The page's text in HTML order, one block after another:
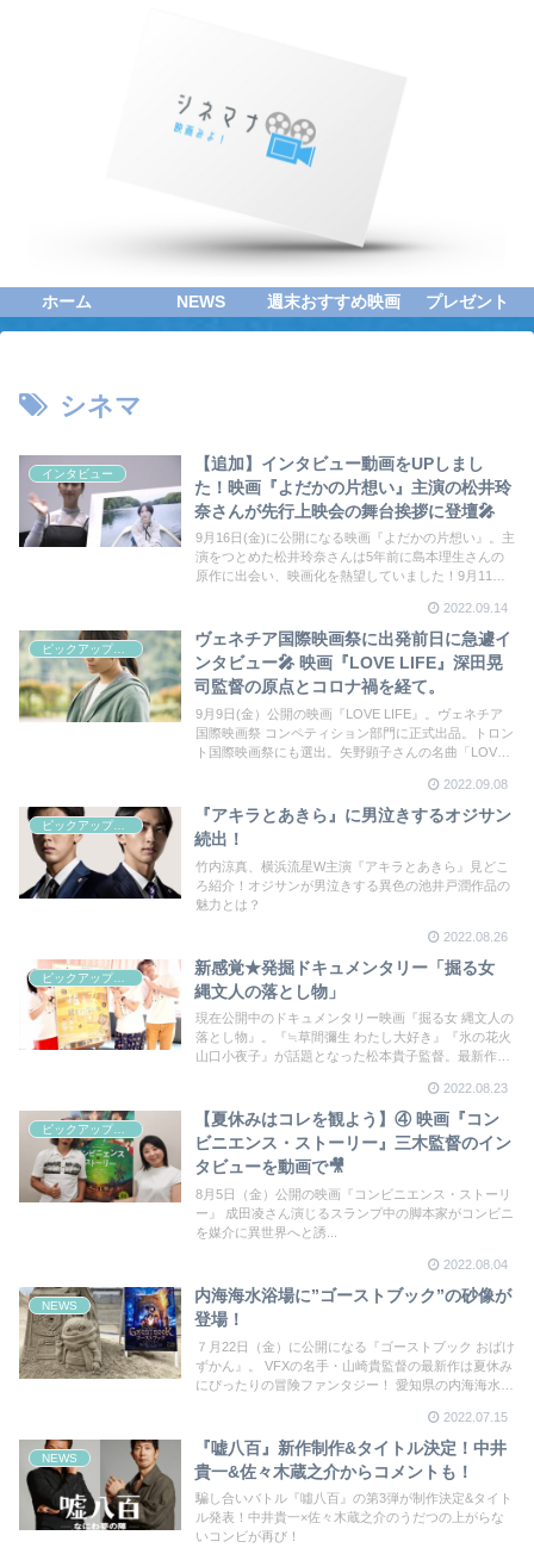
ホーム NEWS 週末おすすめ映画 プレゼント
シネマ
インタビュー
【追加】インタビュー動画をUPしまし
た！映画『よだかの片想い』主演の松井玲
奈さんが先行上映会の舞台挨拶に登壇🎤
9月16日(金)に公開になる映画『よだかの片想い』。主
演をつとめた松井玲奈さんは5年前に島本理生さんの
原作に出会い、映画化を熱望していました！9月11日
2022.09.14
ピックアップシネマ
ヴェネチア国際映画祭に出発前日に急遽イ
ンタビュー🎤 映画『LOVE LIFE』深田晃
司監督の原点とコロナ禍を経て。
9月9日(金）公開の映画『LOVE LIFE』。ヴェネチア
国際映画祭 コンペティション部門に正式出品。トロン
ト国際映画祭にも選出。矢野顕子さんの名曲「LOVE
し』の深田晃司監督がオリジナル脚本を書き上げた。
深田監督がリモートインタビュー！
2022.09.08
ピックアップシネマ
『アキラとあきら』に男泣きするオジサン
続出！
竹内涼真、横浜流星W主演『アキラとあきら』見どこ
ろ紹介！オジサンが男泣きする異色の池井戸潤作品の
魅力とは？
2022.08.26
ピックアップシネマ
新感覚★発掘ドキュメンタリー「掘る女
縄文人の落とし物」
現在公開中のドキュメンタリー映画『掘る女 縄文人の
落とし物』。『≒草間彌生 わたし大好き』『氷の花火
山口小夜子』が話題となった松本貴子監督。最新作の
だひたすら茶色の土を掘る女たち。「掘る女たち」の
キラキラ輝く瞳の秘密は？！
2022.08.23
ピックアップシネマ
【夏休みはコレを観よう】④ 映画『コン
ビニエンス・ストーリー』三木監督のイン
タビューを動画で🎥
8月5日（金）公開の映画『コンビニエンス・ストーリ
ー』 成田凌さん演じるスランプ中の脚本家がコンビニ
を媒介に異世界へと誘...
2022.08.04
NEWS
内海海水浴場に”ゴーストブック”の砂像が
登場！
７月22日（金）に公開になる『ゴーストブック おばけ
ずかん』。 VFXの名手・山崎貴監督の最新作は夏休み
にぴったりの冒険ファンタジー！ 愛知県の内海海水浴
2022.07.15
NEWS
『嘘八百』新作制作&タイトル決定！中井
貴一&佐々木蔵之介からコメントも！
騙し合いバトル『噓八百』の第3弾が制作決定&タイト
ル発表！中井貴一×佐々木蔵之介のうだつの上がらな
いコンビが再び！